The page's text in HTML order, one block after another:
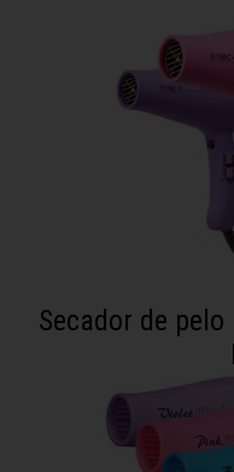
Secador de